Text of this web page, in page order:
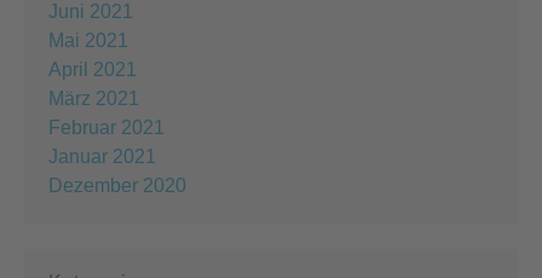
Juni 2021
Mai 2021
April 2021
März 2021
Februar 2021
Januar 2021
Dezember 2020